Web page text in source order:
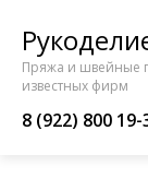
Пряжа и швейные
известных фирм
8 (922) 800 19-